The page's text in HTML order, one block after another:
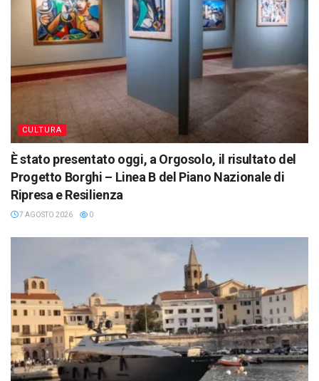
CULTURA
È stato presentato oggi, a Orgosolo, il risultato del
Progetto Borghi – Linea B del Piano Nazionale di
Ripresa e Resilienza
7 AGOSTO 2026 0